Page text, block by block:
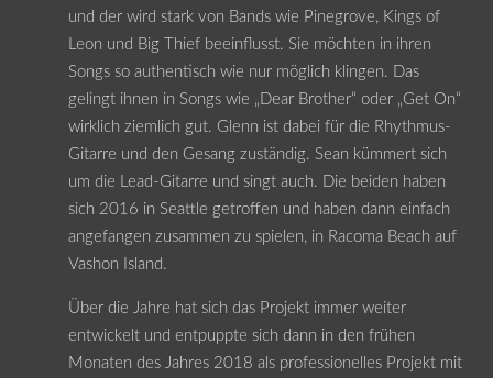
und der wird stark von Bands wie Pinegrove, Kings of
Leon und Big Thief beeinflusst. Sie möchten in ihren
Songs so authentisch wie nur möglich klingen. Das
gelingt ihnen in Songs wie „Dear Brother“ oder „Get On“
wirklich ziemlich gut. Glenn ist dabei für die Rhythmus-
Gitarre und den Gesang zuständig. Sean kümmert sich
um die Lead-Gitarre und singt auch. Die beiden haben
sich 2016 in Seattle getroffen und haben dann einfach
angefangen zusammen zu spielen, in Racoma Beach auf
Vashon Island.
Über die Jahre hat sich das Projekt immer weiter
entwickelt und entpuppte sich dann in den frühen
Monaten des Jahres 2018 als professionelles Projekt mit